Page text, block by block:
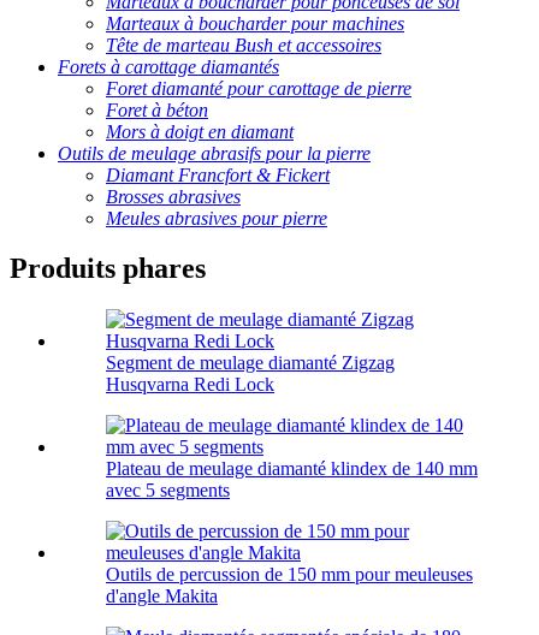
Marteaux à boucharder pour machines
Tête de marteau Bush et accessoires
Forets à carottage diamantés
Foret diamanté pour carottage de pierre
Foret à béton
Mors à doigt en diamant
Outils de meulage abrasifs pour la pierre
Diamant Francfort & Fickert
Brosses abrasives
Meules abrasives pour pierre
Produits phares
Segment de meulage diamanté Zigzag
Husqvarna Redi Lock
Plateau de meulage diamanté klindex de 140 mm
avec 5 segments
Outils de percussion de 150 mm pour meuleuses
d'angle Makita